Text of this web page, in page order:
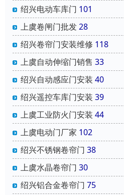
绍兴电动车库门 101
上虞卷闸门批发28
绍兴卷帘门安装维修 118
上虞自动伸缩门销售 33
绍兴自动感应门安装 40
绍兴遥控车库门安装 39
上虞工业防火门安装 44
上虞电动门厂家 102
绍兴不锈钢卷帘门 38
上虞水晶卷帘门 30
绍兴铝合金卷帘门 75